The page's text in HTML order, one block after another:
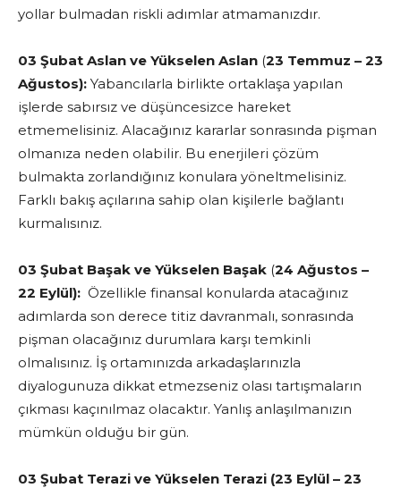
yollar bulmadan riskli adımlar atmamanızdır.
03 Şubat Aslan ve Yükselen Aslan (23 Temmuz – 23
Ağustos): Yabancılarla birlikte ortaklaşa yapılan
işlerde sabırsız ve düşüncesizce hareket
etmemelisiniz. Alacağınız kararlar sonrasında pişman
olmanıza neden olabilir. Bu enerjileri çözüm
bulmakta zorlandığınız konulara yöneltmelisiniz.
Farklı bakış açılarına sahip olan kişilerle bağlantı
kurmalısınız.
03 Şubat Başak ve Yükselen Başak (24 Ağustos –
22 Eylül): Özellikle finansal konularda atacağınız
adımlarda son derece titiz davranmalı, sonrasında
pişman olacağınız durumlara karşı temkinli
olmalısınız. İş ortamınızda arkadaşlarınızla
diyalogunuza dikkat etmezseniz olası tartışmaların
çıkması kaçınılmaz olacaktır. Yanlış anlaşılmanızın
mümkün olduğu bir gün.
03 Şubat Terazi ve Yükselen Terazi (23 Eylül – 23